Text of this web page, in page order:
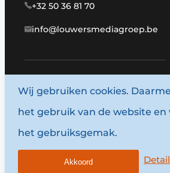
+32 50 36 81 70
info@louwersmediagroep.be
www.louwersmediagroep.com
© 1987 - 2026
Algemene
Wij gebruiken cookies.
het gebruik van de website en
het gebruiksgemak.
Akkoord